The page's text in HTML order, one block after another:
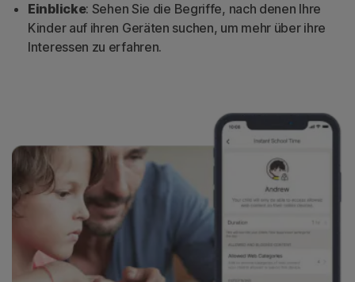
Einblicke: Sehen Sie die Begriffe, nach denen Ihre
Kinder auf ihren Geräten suchen, um mehr über ihre
Interessen zu erfahren.